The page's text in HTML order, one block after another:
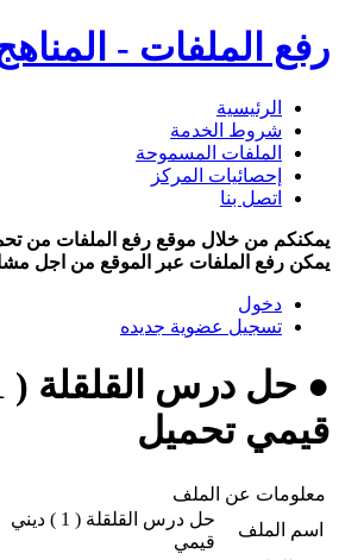
رفع الملفات -
الرئيسية
شروط الخدمة
الملفات المسموحة
إحصائيات المركز
اتصل بنا
يمكنكم من خلال موقع رفع الملفات من
يمكن رفع الملفات عبر الموقع من اجل
دخول
تسجيل عضوية جديده
قيمي تحميل
معلومات عن الملف
اسم الملف
حل درس القلقلة ( 1 ) ديني
قيمي